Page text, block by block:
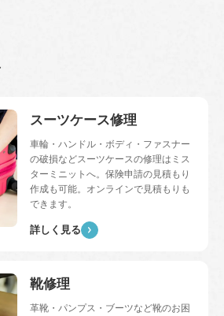
スーツケース修理
車輪・ハンドル・ボディ・ファスナー
の破損などスーツケースの修理はミス
ターミニットへ。保険申請の見積もり
作成も可能。オンラインで見積もりも
できます。
詳しく見る
靴修理
革靴・パンプス・ブーツなど靴のお困